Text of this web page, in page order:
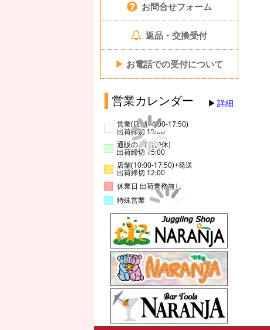
お問合せフォーム
返品・交換受付
▶ お電話での受付について
営業カレンダー 詳細
営業(店舗14:00-17:50)
出荷締切 15:00
通販のみ(店舗休)
出荷締切 15:00
店舗(10:00-17:50)+発送
出荷締切 12:00
休業日 出荷業務無し
特殊営業